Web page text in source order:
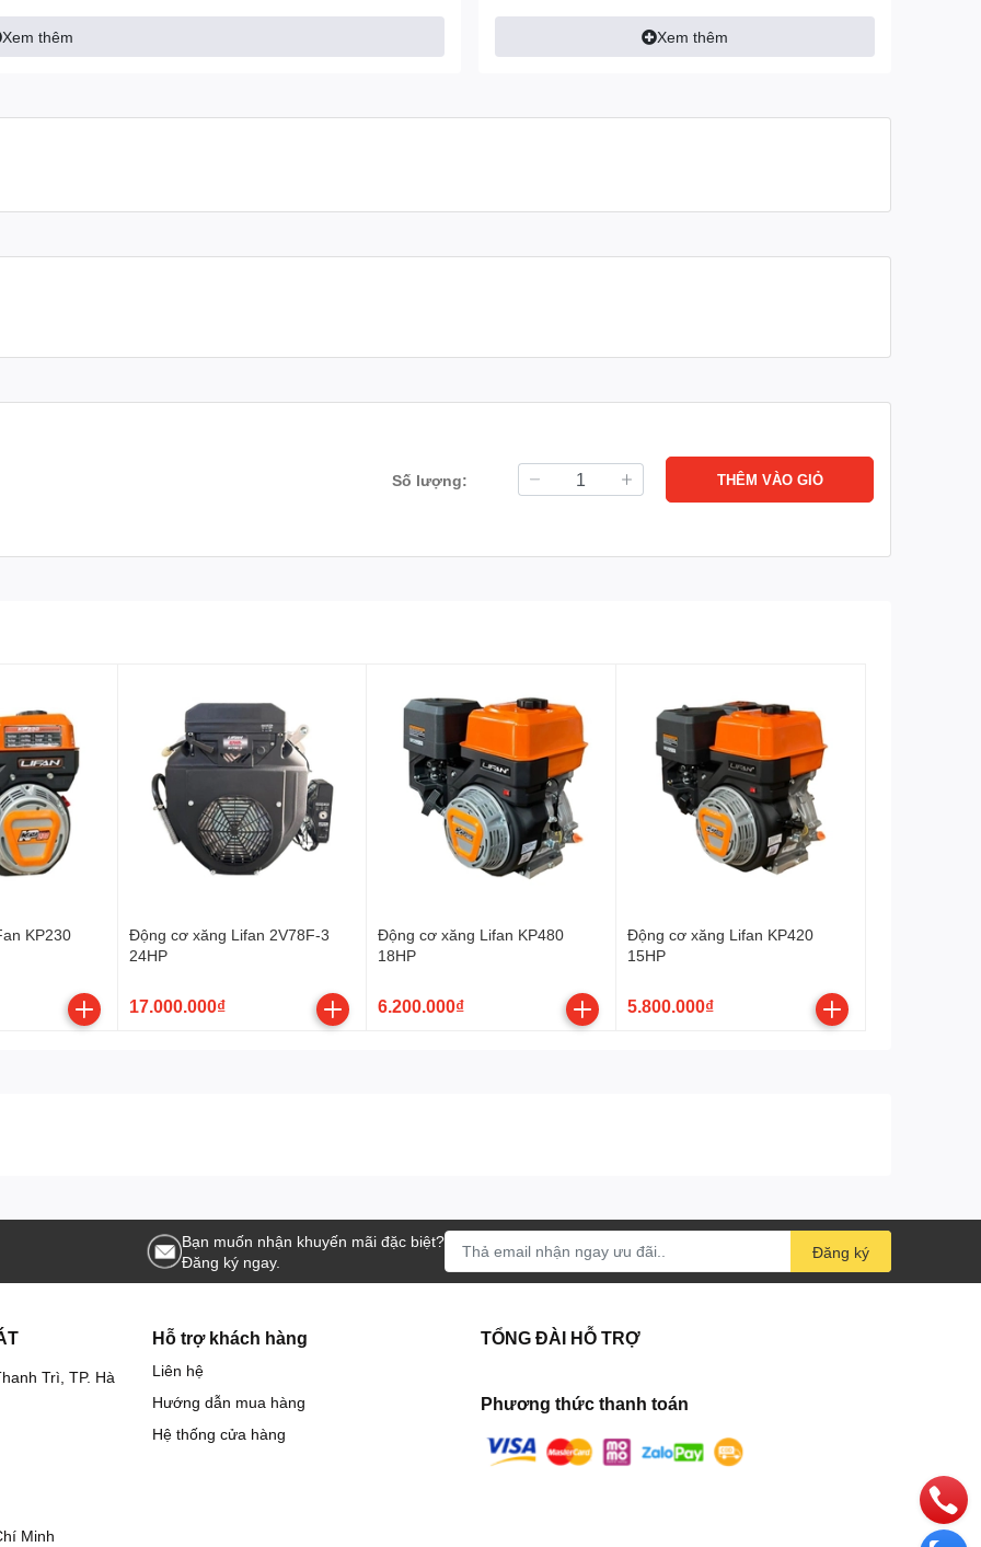
và hạn chế rung lắc
KP270
vực:
Xem thêm
Đường kính x hành trình
Tiêu hao nhiên liệu ≤ 374 (g/kw.h)
Kiểu khởi động
Xem thêm
Số lượng: THÊM VÀO GIỎ
KP230
Động cơ xăng Lifan 2V78F-3
24HP
17.000.000₫
Động cơ xăng Lifan KP480
18HP
6.200.000₫
Động cơ xăng Lifan KP420
15HP
5.800.000₫
Bạn muốn nhận khuyến mãi đặc biệt?
Đăng ký ngay.
Đăng ký
Trì, TP. Hà
Minh
Hỗ trợ khách hàng
Liên hệ
Hướng dẫn mua hàng
Hệ thống cửa hàng
TỔNG ĐÀI HỖ TRỢ
Phương thức thanh toán